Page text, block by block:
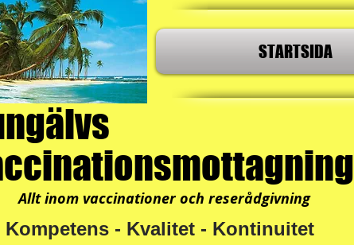
STARTSIDA
Allt inom vaccinationer och reserådgivning
Kompetens - Kvalitet - Kontinuitet